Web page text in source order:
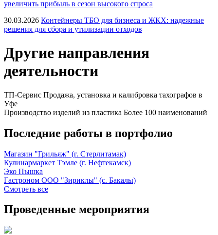
увеличить прибыль в сезон высокого спроса
30.03.2026 Контейнеры ТБО для бизнеса и ЖКХ: надежные
решения для сбора и утилизации отходов
Другие направления
деятельности
ТП-Сервис Продажа, установка и калибровка тахографов в
Уфе
Производство изделий из пластика Более 100 наименований
Последние работы в портфолио
Магазин "Грильяж" (г. Стерлитамак)
Кулинармаркет Тэмле (г. Нефтекамск)
Эко Пышка
Гастроном ООО "Зириклы" (с. Бакалы)
Смотреть все
Проведенные мероприятия